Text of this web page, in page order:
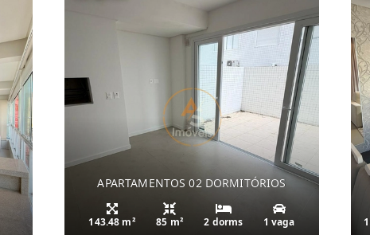
APARTAMENTOS 02 DORMITÓRIOS
143.48 m² 85 m² 2 dorms 1 vaga